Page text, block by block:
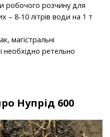
робочого розчину для
– 8-10 літрів води на 1 т
магістральні
ретельно
Нупрід 600